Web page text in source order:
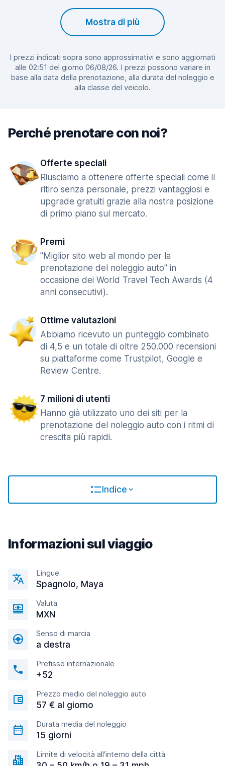
Mostra di più
I prezzi indicati sopra sono approssimativi e sono aggiornati
alle 02:51 del giorno 06/08/26. I prezzi possono variare in
base alla data della prenotazione, alla durata del noleggio e
alla classe del veicolo.
Perché prenotare con noi?
Offerte speciali
Riusciamo a ottenere offerte speciali come il
ritiro senza personale, prezzi vantaggiosi e
upgrade gratuiti grazie alla nostra posizione
di primo piano sul mercato.
Premi
"Miglior sito web al mondo per la
prenotazione del noleggio auto" in
occasione dei World Travel Tech Awards (4
anni consecutivi).
Ottime valutazioni
Abbiamo ricevuto un punteggio combinato
di 4,5 e un totale di oltre 250.000 recensioni
su piattaforme come Trustpilot, Google e
Review Centre.
7 milioni di utenti
Hanno già utilizzato uno dei siti per la
prenotazione del noleggio auto con i ritmi di
crescita più rapidi.
Indice
Informazioni sul viaggio
Lingue
Spagnolo, Maya
Valuta
MXN
Senso di marcia
a destra
Prefisso internazionale
+52
Prezzo medio del noleggio auto
57 € al giorno
Durata media del noleggio
15 giorni
Limite di velocità all'interno della città